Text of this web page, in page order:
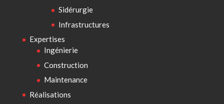
Sidérurgie
Infrastructures
Expertises
Ingénierie
Construction
Maintenance
Réalisations